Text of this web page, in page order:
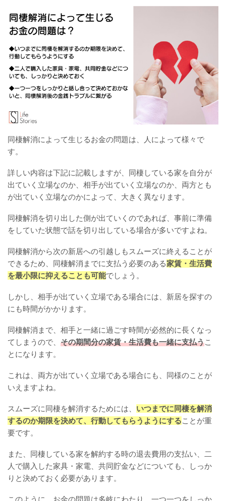
同棲解消によって生じるお金の問題は、人によって様々で
す。
詳しい内容は下記に記載しますが、同棲している家を自分が
出ていく立場なのか、相手が出ていく立場なのか、両方とも
が出ていく立場なのかによって、大きく異なります。
同棲解消を切り出した側が出ていくのであれば、事前に準備
をしていた状態で話を切り出している場合が多いですよね。
同棲解消から次の新居への引越しもスムーズに終えることが
できるため、同棲解消までに支払う必要のある家賃・生活費
を最小限に抑えることも可能でしょう。
しかし、相手が出ていく立場である場合には、新居を探すの
にも時間がかかります。
同棲解消まで、相手と一緒に過ごす時間が必然的に長くなっ
てしまうので、 その期間分の家賃・生活費も一緒に支払うこ
とになります。
これは、両方が出ていく立場である場合にも、同様のことが
いえますよね。
スムーズに同棲を解消するためには、 いつまでに同棲を解消
するのか期限を決めて、行動してもらうようにすることが重
要です。
また、同棲している家を解約する時の退去費用の支払い、二
人で購入した家具・家電、共同貯金などについても、しっか
りと決めておく必要があります。
このように、お金の問題は多岐にわたり、一つ一つをしっか